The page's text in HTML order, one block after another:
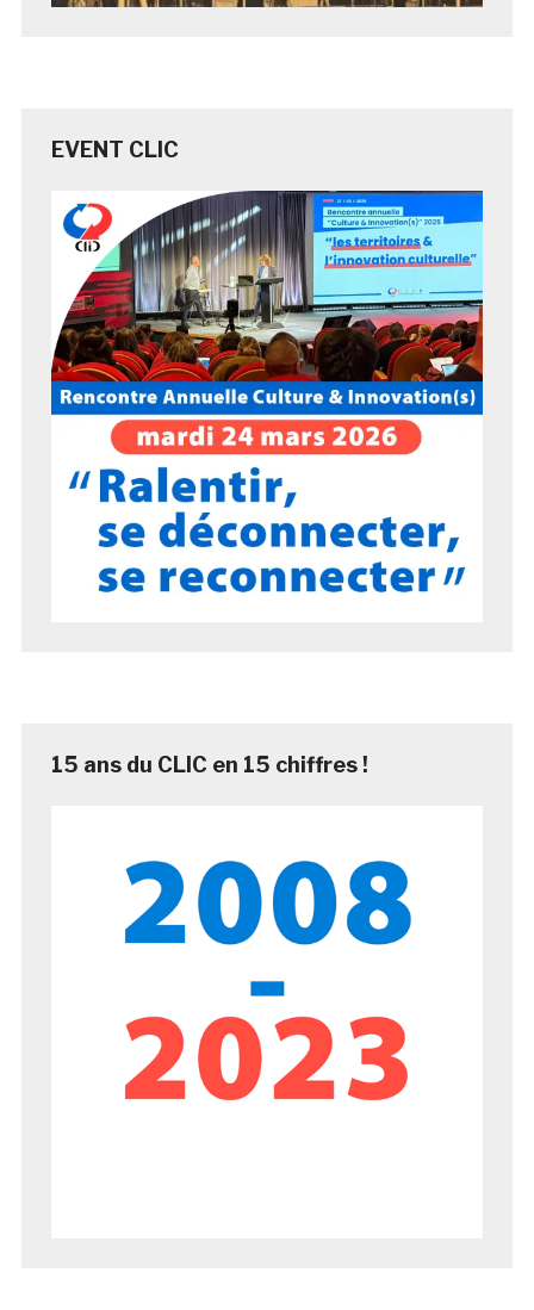
EVENT CLIC
15 ans du CLIC en 15 chiffres !